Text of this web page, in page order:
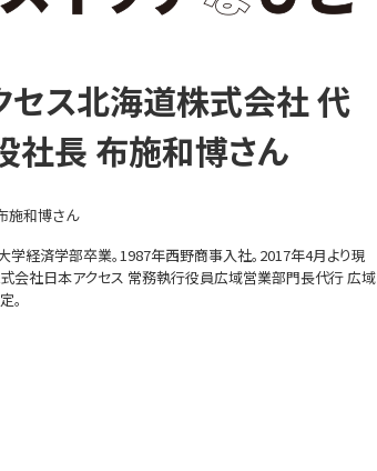
セス北海道株式会社 代
社長 布施和博さん
施和博さん
学経済学部卒業。1987年西野商事入社。2017年4月より現
式会社日本アクセス 常務執行役員広域営業部門長代行 広域
。